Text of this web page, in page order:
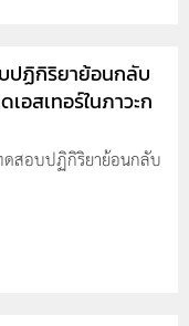
ปฏิกิริยาย้อนกลับ
เอสเทอร์ในภาวะก
สอบปฏิกิริยาย้อนกลับ